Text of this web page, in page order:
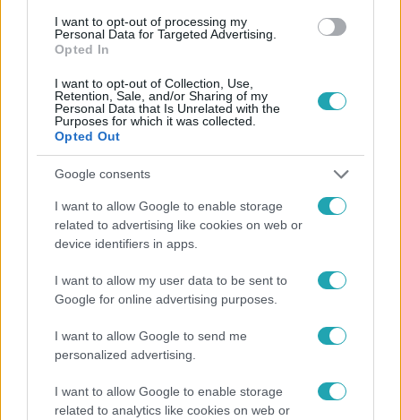
I want to opt-out of processing my
Personal Data for Targeted Advertising.
Opted In
I want to opt-out of Collection, Use,
Retention, Sale, and/or Sharing of my
Personal Data that Is Unrelated with the
Purposes for which it was collected.
Opted Out
Google consents
I want to allow Google to enable storage
related to advertising like cookies on web or
device identifiers in apps.
I want to allow my user data to be sent to
Google for online advertising purposes.
I want to allow Google to send me
personalized advertising.
I want to allow Google to enable storage
related to analytics like cookies on web or
Fókusz
Fókusz Anno: Ott voltunk a Ceaușescu család
Egy bukaresti villában lakott 34 éven keresztül Nicolae
Ceaușescu és családja. A környék most csendes. Az
elmúlt 10 ében az őrökön kívül senki nem járt erre, néhány
napja azonban újra élet költözött a házba. Itt tartják azt